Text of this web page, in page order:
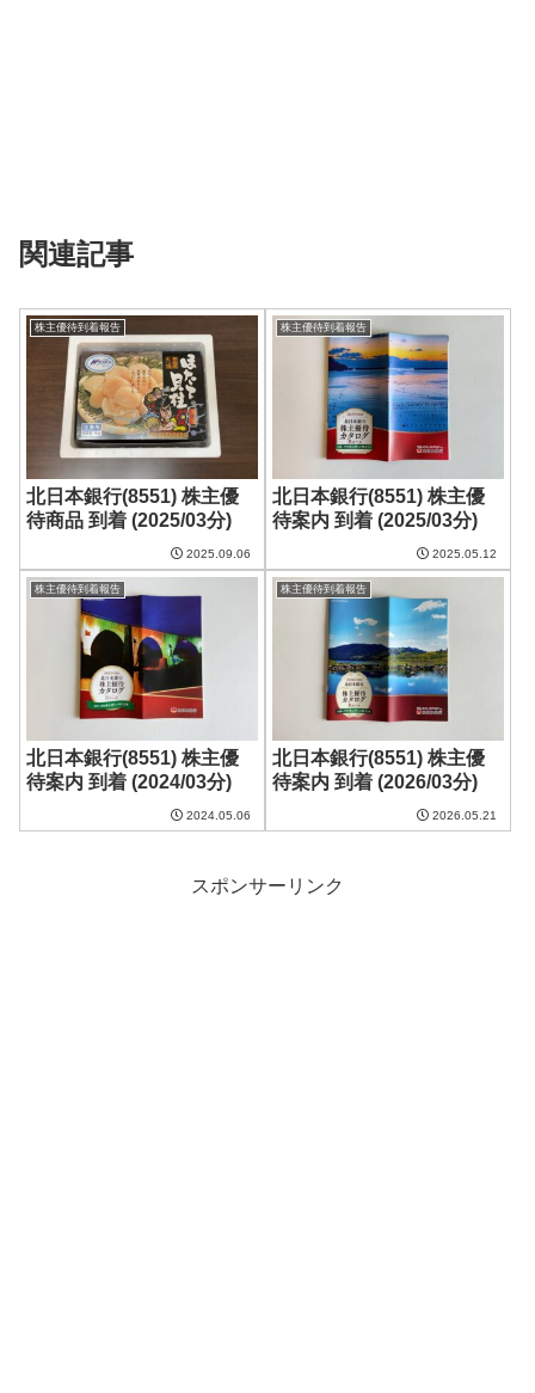
関連記事
株主優待到着報告
北日本銀行(8551) 株主優
待商品 到着 (2025/03分)
2025.09.06
株主優待到着報告
北日本銀行(8551) 株主優
待案内 到着 (2025/03分)
2025.05.12
株主優待到着報告
北日本銀行(8551) 株主優
待案内 到着 (2024/03分)
2024.05.06
株主優待到着報告
北日本銀行(8551) 株主優
待案内 到着 (2026/03分)
2026.05.21
スポンサーリンク